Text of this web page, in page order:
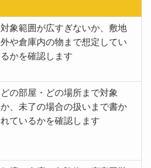
対象範囲が広すぎないか、敷地
外や倉庫内の物まで想定してい
るかを確認します
どの部屋・どの場所まで対象
か、未了の場合の扱いまで書か
れているかを確認します